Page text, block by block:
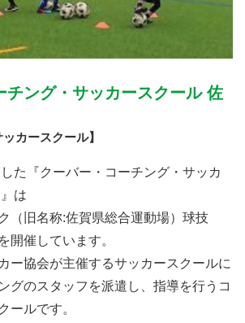
チング・サッカースクール 佐
カースクール】
た『クーバー・コーチング・サッカ
は
（旧名称:佐賀県総合運動場）球技
開催しています。
ー協会が主催するサッカースクールに
グのスタッフを派遣し、指導を行うコ
ールです。